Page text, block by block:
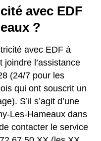
avec EDF
?
avec EDF à
l’assistance
(24/7 pour les
qui ont souscrit un
S’il s’agit d’une
Les-Hameaux dans
contacter le service